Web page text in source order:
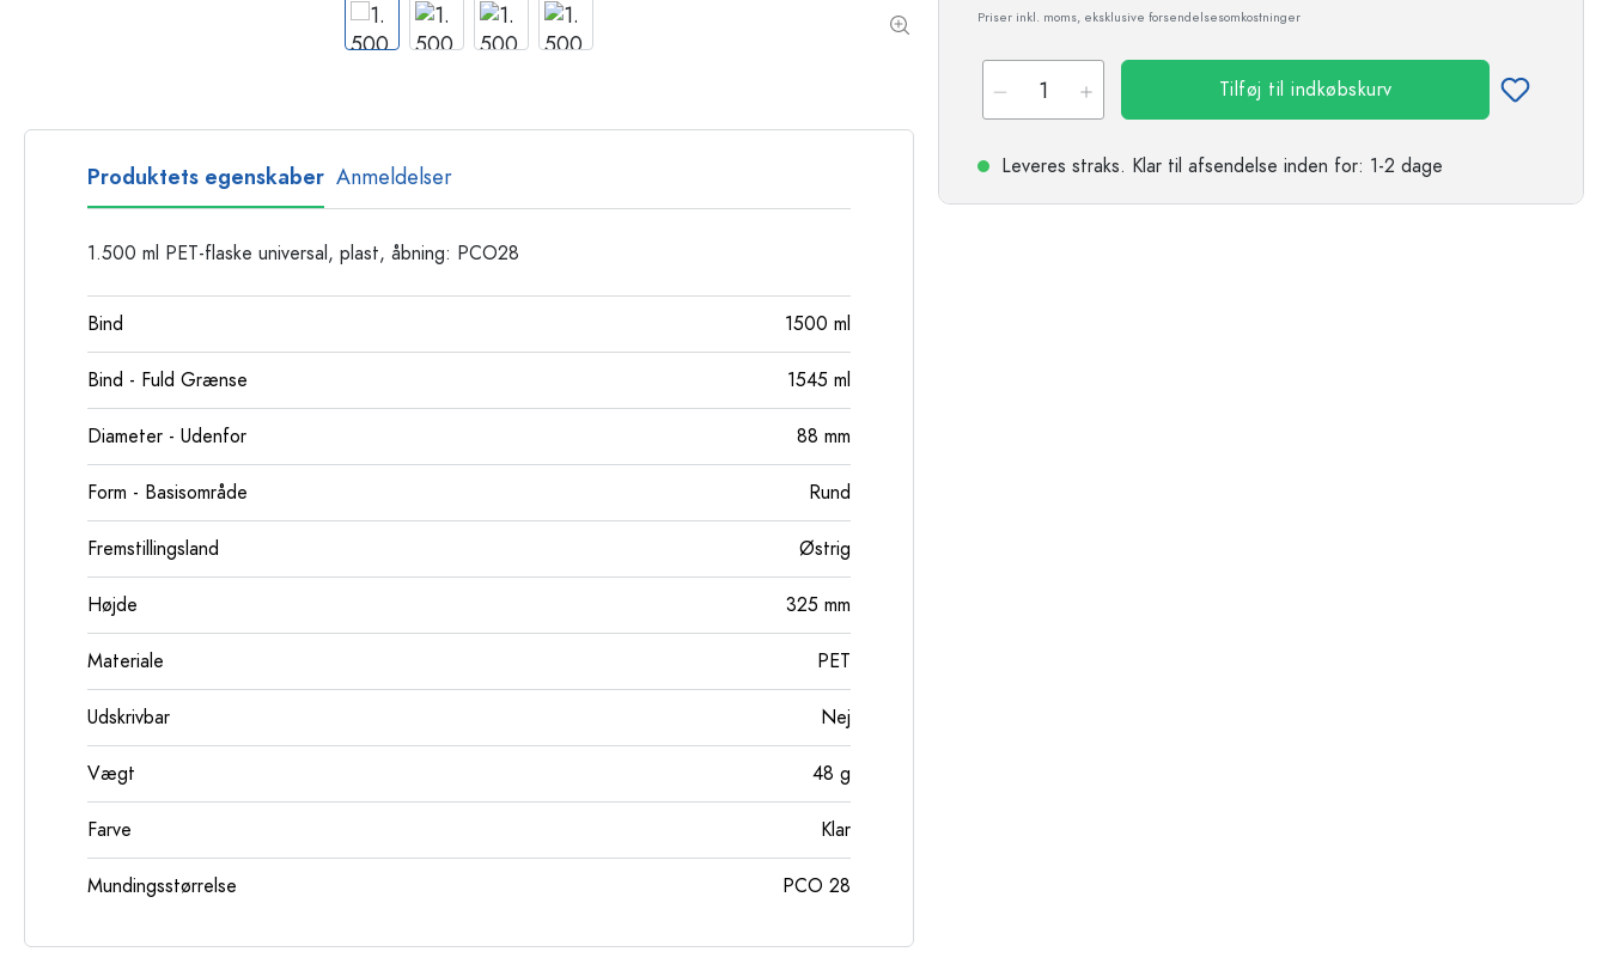
Glasflasker
Plastflasker
Priser inkl. moms, eksklusive forsendelsesomkostninger
Tilføj til indkøbskurv
Leveres straks. Klar til afsendelse inden for: 1-2 dage
Produktets egenskaber Anmeldelser
1.500 ml PET-flaske universal, plast, åbning: PCO28
Bind 1500 ml
Bind - Fuld Grænse 1545 ml
Diameter - Udenfor 88 mm
Form - Basisområde Rund
Fremstillingsland Østrig
Højde 325 mm
Materiale PET
Udskrivbar Nej
Vægt 48 g
Farve Klar
Mundingsstørrelse PCO 28